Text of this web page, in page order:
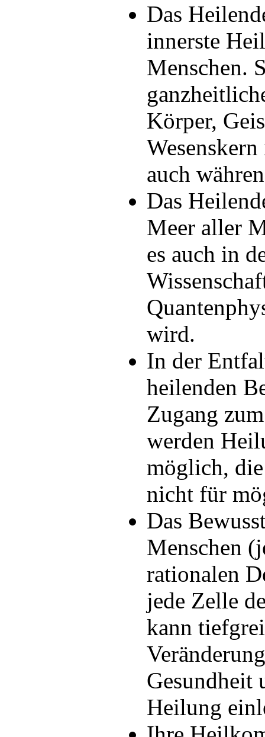
Das
innerste
Menschen.
Körper,
auch
Das
Meer aller
es auch in
wird.
In der
heilenden
Zugang
werden
möglich,
nicht für
Das
Menschen
rationalen
jede Zelle
kann
Gesundheit
Heilung